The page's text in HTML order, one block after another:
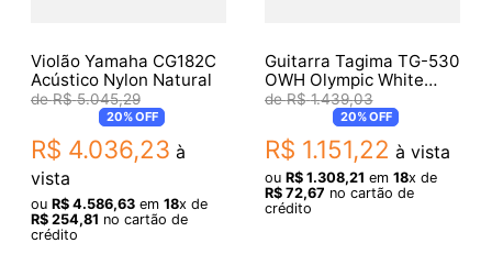
Violão Yamaha CG182C
Acústico Nylon Natural
R$ 5.045,29
20%OFF
R$ 4.036,23 à
vista
ou R$ 4.586,63em 18x de
R$ 254,81 no cartão de
crédito
Guitarra Tagima TG-530
OWH Olympic White
Woodstock
R$ 1.439,03
20%OFF
R$ 1.151,22 à vista
ou R$ 1.308,21 em 18x de
R$ 72,67 no cartão de
crédito